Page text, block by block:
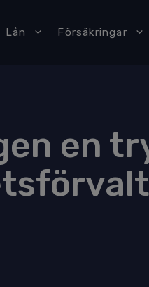
Lån Försäkringar
en